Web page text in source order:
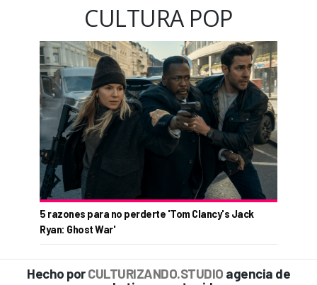
CULTURA POP
5 razones para no perderte 'Tom Clancy's Jack
Ryan: Ghost War'
Hecho porCULTURIZANDO.STUDIO agencia de